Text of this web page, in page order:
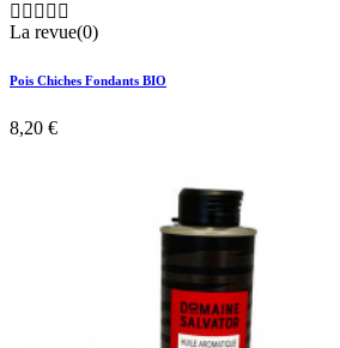
    
La revue(0)
Pois Chiches Fondants BIO
8,20 €